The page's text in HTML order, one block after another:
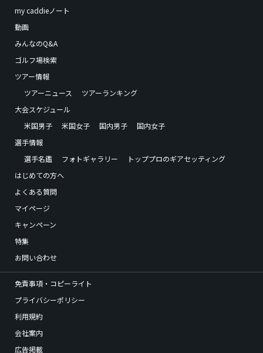
my caddieノート
動画
みんなのQ&A
ゴルフ場検索
ツアー情報
ツアーニュース
ツアーランキング
大会スケジュール
米国男子
米国女子 国内男子
国内女子
選手情報
選手名鑑
フォトギャラリー
トッププロのギアセッティング
はじめての方へ
よくある質問
マイページ
キャンペーン
特集
お問い合わせ
免責事項・コピーライト
プライバシーポリシー
利用規約
会社案内
広告掲載